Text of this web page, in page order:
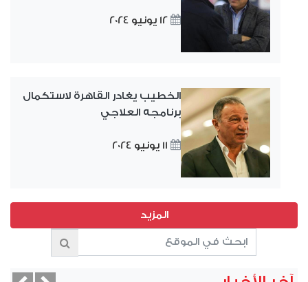
12 يونيو 2024
الخطيب يغادر القاهرة لاستكمال
برنامجه العلاجي
11 يونيو 2024